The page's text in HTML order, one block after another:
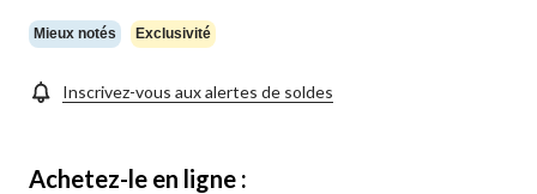
Mieux notés Exclusivité
Inscrivez-vous aux alertes de soldes
Achetez-le en ligne :